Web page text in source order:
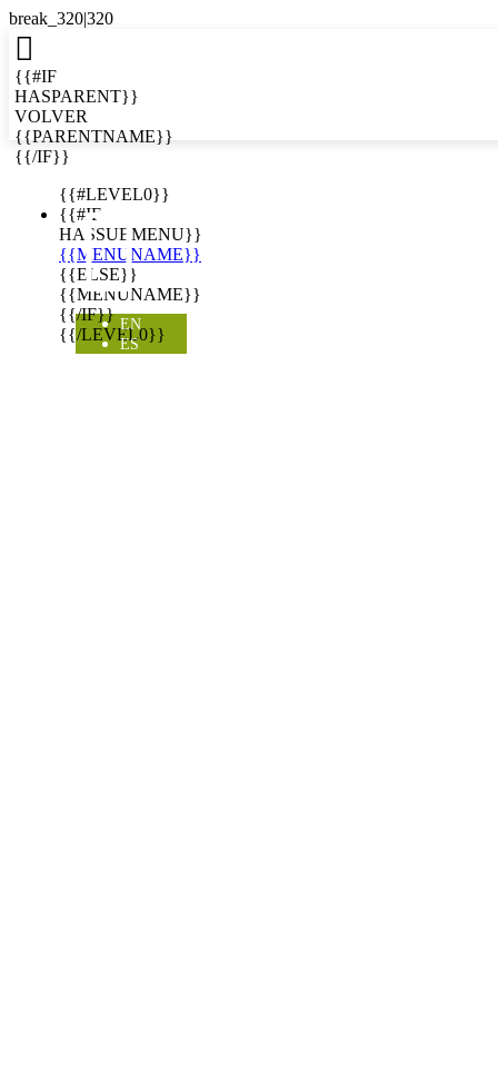

{{#IF
HASPARENT}}
VOLVER
{{PARENTNAME}}
{{/IF}}
{{#LEVEL0}}
{{#IF
HASSUBMENU}}
{{MENUNAME}}
{{ELSE}}
{{MENUNAME}}
{{/IF}}
{{/LEVEL0}}

EN
ES